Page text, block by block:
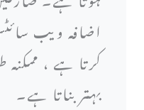
اضافہ ویب
کرتا ہے ، ممکنہ
بہتر بناتا ہے۔